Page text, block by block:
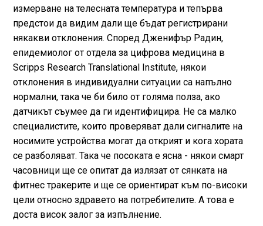
измерване на телесната температура и тепърва
предстои да видим дали ще бъдат регистрирани
някакви отклонения. Според Дженифър Радин,
епидемиолог от отдела за цифрова медицина в
Scripps Research Translational Institute, някои
отклонения в индивидуални ситуации са напълно
нормални, така че би било от голяма полза, ако
датчикът съумее да ги идентифицира. Не са малко
специалистите, които проверяват дали сигналите на
носимите устройства могат да открият и кога хората
се разболяват. Така че посоката е ясна - някои смарт
часовници ще се опитат да излязат от сянката на
фитнес тракерите и ще се ориентират към по-високи
цели относно здравето на потребителите. А това е
доста висок залог за изпълнение.